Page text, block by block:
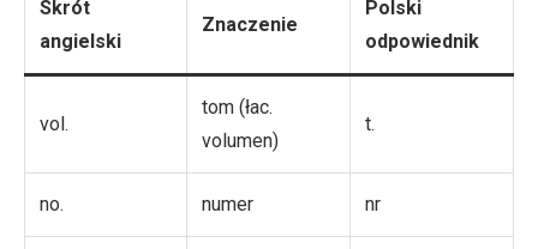
Skrót
angielski
Znaczenie
Polski
odpowiednik
vol.
tom (łac.
volumen)
t.
no. numer nr